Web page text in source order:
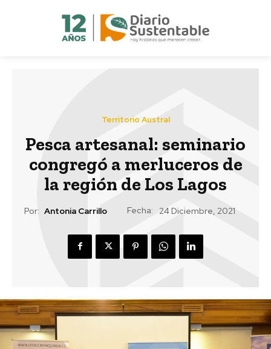
Territorio Austral
Pesca artesanal: seminario
congregó a merluceros de
la región de Los Lagos
Por: Antonia Carrillo Fecha: 24 Diciembre, 2021